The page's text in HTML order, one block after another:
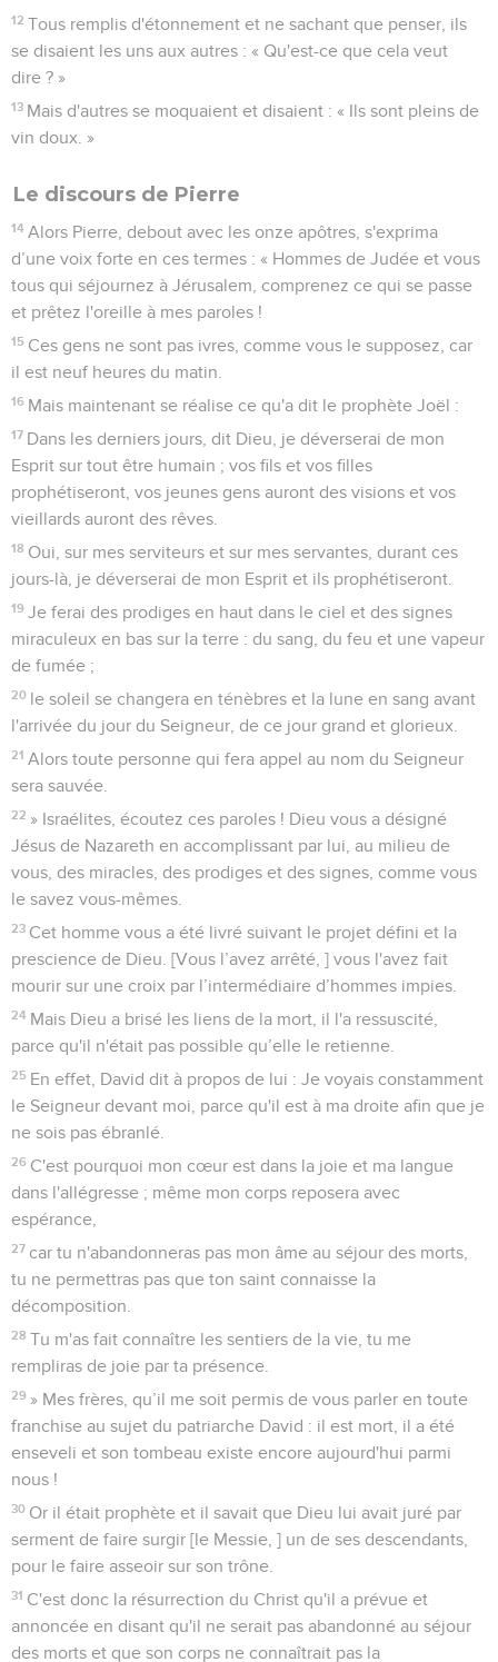
12 Tous remplis d'étonnement et ne sachant que penser, ils
se disaient les uns aux autres : « Qu'est-ce que cela veut
dire ? »
13 Mais d'autres se moquaient et disaient : « Ils sont pleins de
vin doux. »
Le discours de Pierre
14 Alors Pierre, debout avec les onze apôtres, s'exprima
d’une voix forte en ces termes : « Hommes de Judée et vous
tous qui séjournez à Jérusalem, comprenez ce qui se passe
et prêtez l'oreille à mes paroles !
15 Ces gens ne sont pas ivres, comme vous le supposez, car
il est neuf heures du matin.
16 Mais maintenant se réalise ce qu'a dit le prophète Joël :
17 Dans les derniers jours, dit Dieu, je déverserai de mon
Esprit sur tout être humain ; vos fils et vos filles
prophétiseront, vos jeunes gens auront des visions et vos
vieillards auront des rêves.
18 Oui, sur mes serviteurs et sur mes servantes, durant ces
jours-là, je déverserai de mon Esprit et ils prophétiseront.
19 Je ferai des prodiges en haut dans le ciel et des signes
miraculeux en bas sur la terre : du sang, du feu et une vapeur
de fumée ;
20 le soleil se changera en ténèbres et la lune en sang avant
l'arrivée du jour du Seigneur, de ce jour grand et glorieux.
21 Alors toute personne qui fera appel au nom du Seigneur
sera sauvée.
22 » Israélites, écoutez ces paroles ! Dieu vous a désigné
Jésus de Nazareth en accomplissant par lui, au milieu de
vous, des miracles, des prodiges et des signes, comme vous
le savez vous-mêmes.
23 Cet homme vous a été livré suivant le projet défini et la
prescience de Dieu. [Vous l’avez arrêté, ] vous l'avez fait
mourir sur une croix par l’intermédiaire d’hommes impies.
24 Mais Dieu a brisé les liens de la mort, il l'a ressuscité,
parce qu'il n'était pas possible qu’elle le retienne.
25 En effet, David dit à propos de lui : Je voyais constamment
le Seigneur devant moi, parce qu'il est à ma droite afin que je
ne sois pas ébranlé.
26 C'est pourquoi mon cœur est dans la joie et ma langue
dans l'allégresse ; même mon corps reposera avec
espérance,
27 car tu n'abandonneras pas mon âme au séjour des morts,
tu ne permettras pas que ton saint connaisse la
décomposition.
28 Tu m'as fait connaître les sentiers de la vie, tu me
rempliras de joie par ta présence.
29 » Mes frères, qu’il me soit permis de vous parler en toute
franchise au sujet du patriarche David : il est mort, il a été
enseveli et son tombeau existe encore aujourd'hui parmi
nous !
30 Or il était prophète et il savait que Dieu lui avait juré par
serment de faire surgir [le Messie, ] un de ses descendants,
pour le faire asseoir sur son trône.
31 C'est donc la résurrection du Christ qu'il a prévue et
annoncée en disant qu'il ne serait pas abandonné au séjour
des morts et que son corps ne connaîtrait pas la